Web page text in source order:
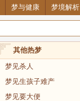
梦与健康 梦境解析
其他热梦
梦见杀人
梦见生孩子难产
梦见要大便